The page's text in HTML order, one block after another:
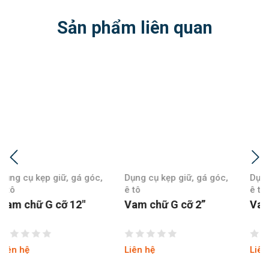
Sản phẩm liên quan
Dụng cụ kẹp giữ, gá góc,
Vam chữ G cỡ 2”
Liên hệ
Dụng cụ kẹp giữ, gá góc,
Vam chữ G cỡ 3″
Liên hệ